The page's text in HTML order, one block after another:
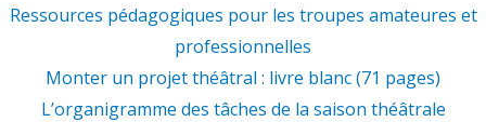
Ressources pédagogiques pour les troupes amateures et
professionnelles
Monter un projet théâtral : livre blanc (71 pages)
L’organigramme des tâches de la saison théâtrale